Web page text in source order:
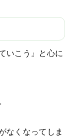
いこう』と心に
なくなってしま